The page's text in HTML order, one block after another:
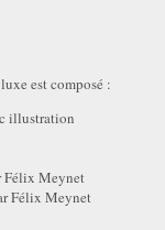
est composé :
illustration
Félix Meynet
Félix Meynet